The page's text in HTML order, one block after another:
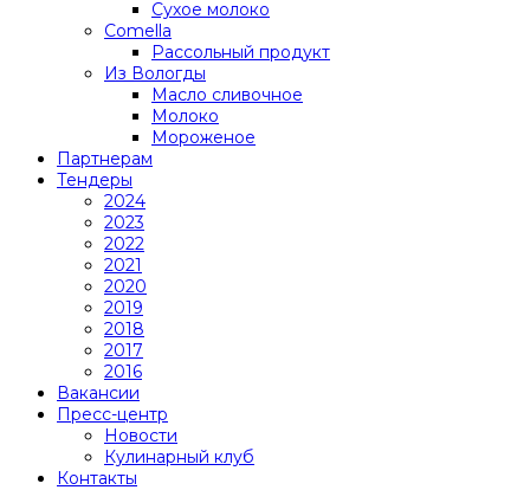
Сухое молоко
Comеlla
Рассольный продукт
Из Вологды
Масло сливочное
Молоко
Мороженое
Партнерам
Тендеры
2024
2023
2022
2021
2020
2019
2018
2017
2016
Вакансии
Пресс-центр
Новости
Кулинарный клуб
Контакты